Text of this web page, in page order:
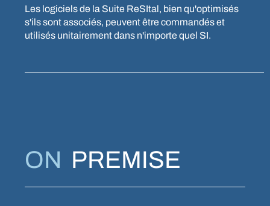
Les logiciels de la Suite ReSItal, bien qu'optimisés
s'ils sont associés, peuvent être commandés et
utilisés unitairement dans n'importe quel SI.
ON PREMISE